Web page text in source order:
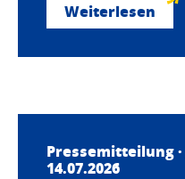
Weiterlesen
Pressemitteilung ·
14.07.2026